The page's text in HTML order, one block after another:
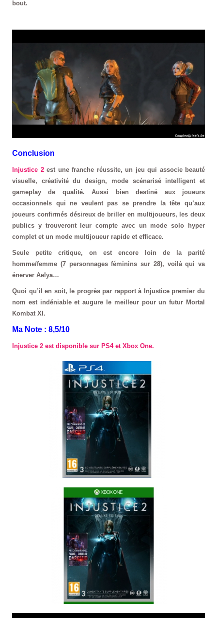
bout.
Conclusion
Injustice 2est une franche réussite, un jeu qui associe beauté
visuelle, créativité du design, mode scénarisé intelligent et
gameplay de qualité. Aussi bien destiné aux joueurs
occasionnels qui ne veulent pas se prendre la tête qu’aux
joueurs confirmés désireux de briller en multijoueurs, les deux
publics y trouveront leur compte avec un mode solo hyper
complet et un mode multijoueur rapide et efficace.
Seule petite critique, on est encore loin de la parité
homme/femme (7 personnages féminins sur 28), voilà qui va
énerver Aelya…
Quoi qu’il en soit, le progrès par rapport à Injustice premier du
nom est indéniable et augure le meilleur pour un futur Mortal
Kombat XI.
Ma Note : 8,5/10
Injustice 2 est disponible sur PS4 et Xbox One.